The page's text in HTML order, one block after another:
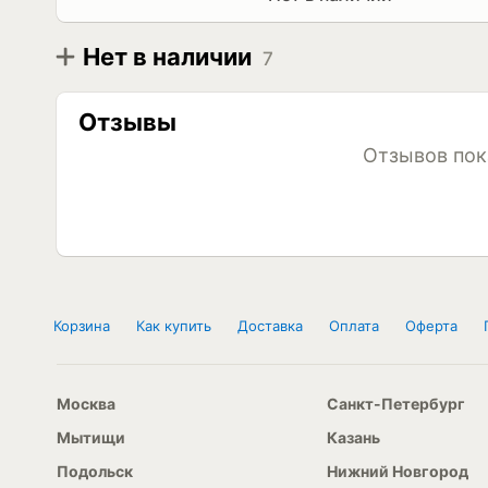
Нет в наличии 7
Blackstone CD 1000 155/70 R13 75T
Blackstone CD 1000 165/65 R14 79T
Отзывы
Отзывов
Корзина Как купить Доставка Оплата Оферта
Москва
Мытищи
Подольск
Санкт-Петербург
Казань
Нижний Новгород